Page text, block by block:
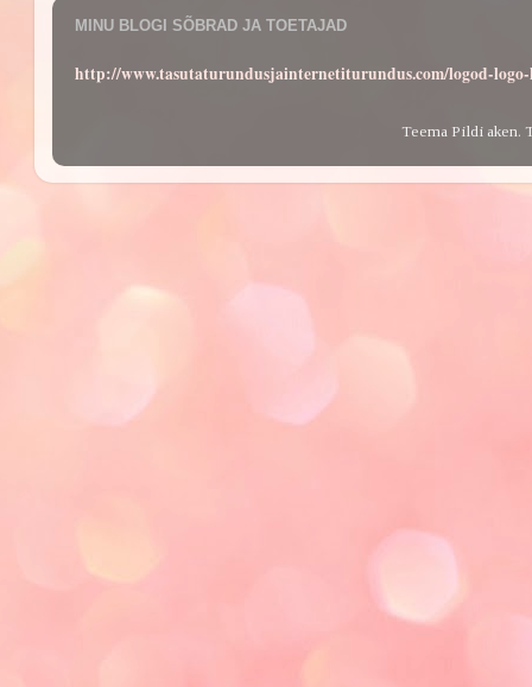
MINU BLOGI SÕBRAD JA TOETAJAD
http://www.tasutaturundusjainternetiturundus.com/logod-
Teema Pildi aken.